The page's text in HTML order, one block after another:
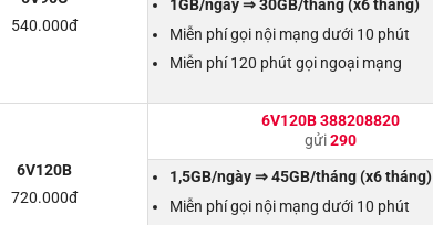
540.000đ
1GB/ngày ⇒ 30GB/tháng (x6 tháng)
Miễn phí gọi nội mạng dưới 10 phút
Miễn phí 120 phút gọi ngoại mạng
6V120B
720.000đ
6V120B 388208820
gửi290
1,5GB/ngày ⇒ 45GB/tháng (x6 tháng)
Miễn phí gọi nội mạng dưới 10 phút